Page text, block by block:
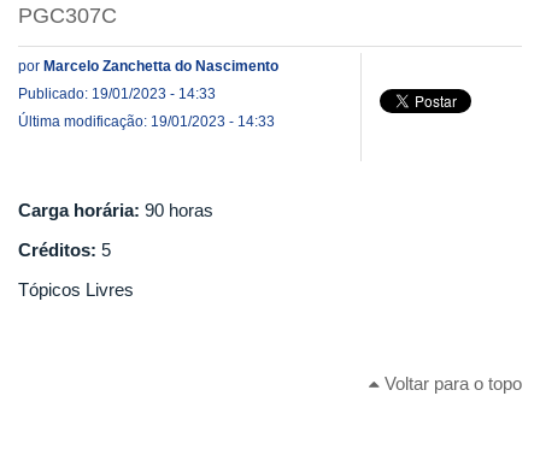
PGC307C
por Marcelo Zanchetta do Nascimento
Publicado: 19/01/2023 - 14:33
Última modificação: 19/01/2023 - 14:33
Carga horária: 90 horas
Créditos: 5
Tópicos Livres
Voltar para o topo